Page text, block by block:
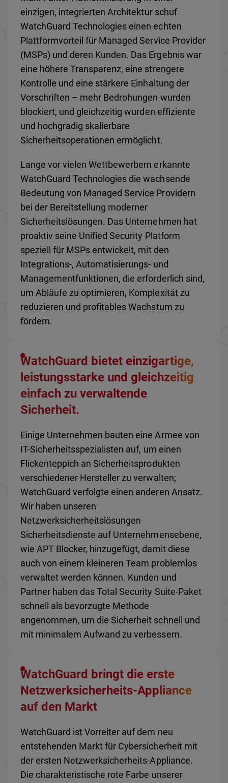
einzigen, integrierten Architektur schuf
WatchGuard Technologies einen echten
Plattformvorteil für Managed Service Provider
(MSPs) und deren Kunden. Das Ergebnis war
eine höhere Transparenz, eine strengere
Kontrolle und eine stärkere Einhaltung der
Vorschriften – mehr Bedrohungen wurden
blockiert, und gleichzeitig wurden effiziente
und hochgradig skalierbare
Sicherheitsoperationen ermöglicht.
Lange vor vielen Wettbewerbern erkannte
WatchGuard Technologies die wachsende
Bedeutung von Managed Service Providern
bei der Bereitstellung moderner
Sicherheitslösungen. Das Unternehmen hat
proaktiv seine Unified Security Platform
speziell für MSPs entwickelt, mit den
Integrations-, Automatisierungs- und
Managementfunktionen, die erforderlich sind,
um Abläufe zu optimieren, Komplexität zu
reduzieren und profitables Wachstum zu
fördern.
WatchGuard bietet einzigartige,
leistungsstarke und gleichzeitig
einfach zu verwaltende
Sicherheit.
Einige Unternehmen bauten eine Armee von
IT-Sicherheitsspezialisten auf, um einen
Flickenteppich an Sicherheitsprodukten
verschiedener Hersteller zu verwalten;
WatchGuard verfolgte einen anderen Ansatz.
Wir haben unseren
Netzwerksicherheitslösungen
Sicherheitsdienste auf Unternehmensebene,
wie APT Blocker, hinzugefügt, damit diese
auch von einem kleineren Team problemlos
verwaltet werden können. Kunden und
Partner haben das Total Security Suite-Paket
schnell als bevorzugte Methode
angenommen, um die Sicherheit schnell und
mit minimalem Aufwand zu verbessern.
WatchGuard bringt die erste
Netzwerksicherheits-Appliance
auf den Markt
WatchGuard ist Vorreiter auf dem neu
entstehenden Markt für Cybersicherheit mit
der ersten Netzwerksicherheits-Appliance.
Die charakteristische rote Farbe unserer